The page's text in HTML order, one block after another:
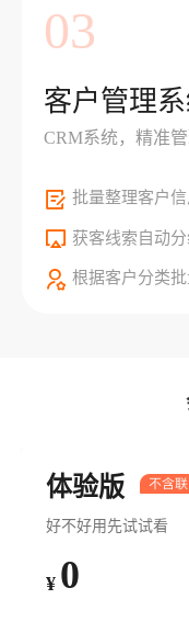
03
客户管理
CRM系统，精准
批量整理客户信
获客线索自动分
根据客户分类
体验版
好不好用先试试看
¥ 0